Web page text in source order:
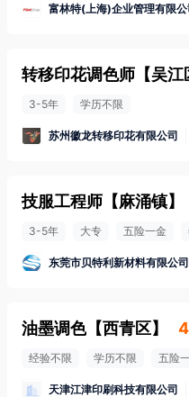
富林特(上海)企业管理有限公
转移印花调色师 【吴江
3-5年 学历不限
苏州徽龙转移印花有限公司
技服工程师 【麻涌镇】
3-5年 大专 五险一金
东莞市贝特利新材料有限公司
油墨调色 【西青区】
经验不限 学历不限 五险
天津江津印刷科技有限公司